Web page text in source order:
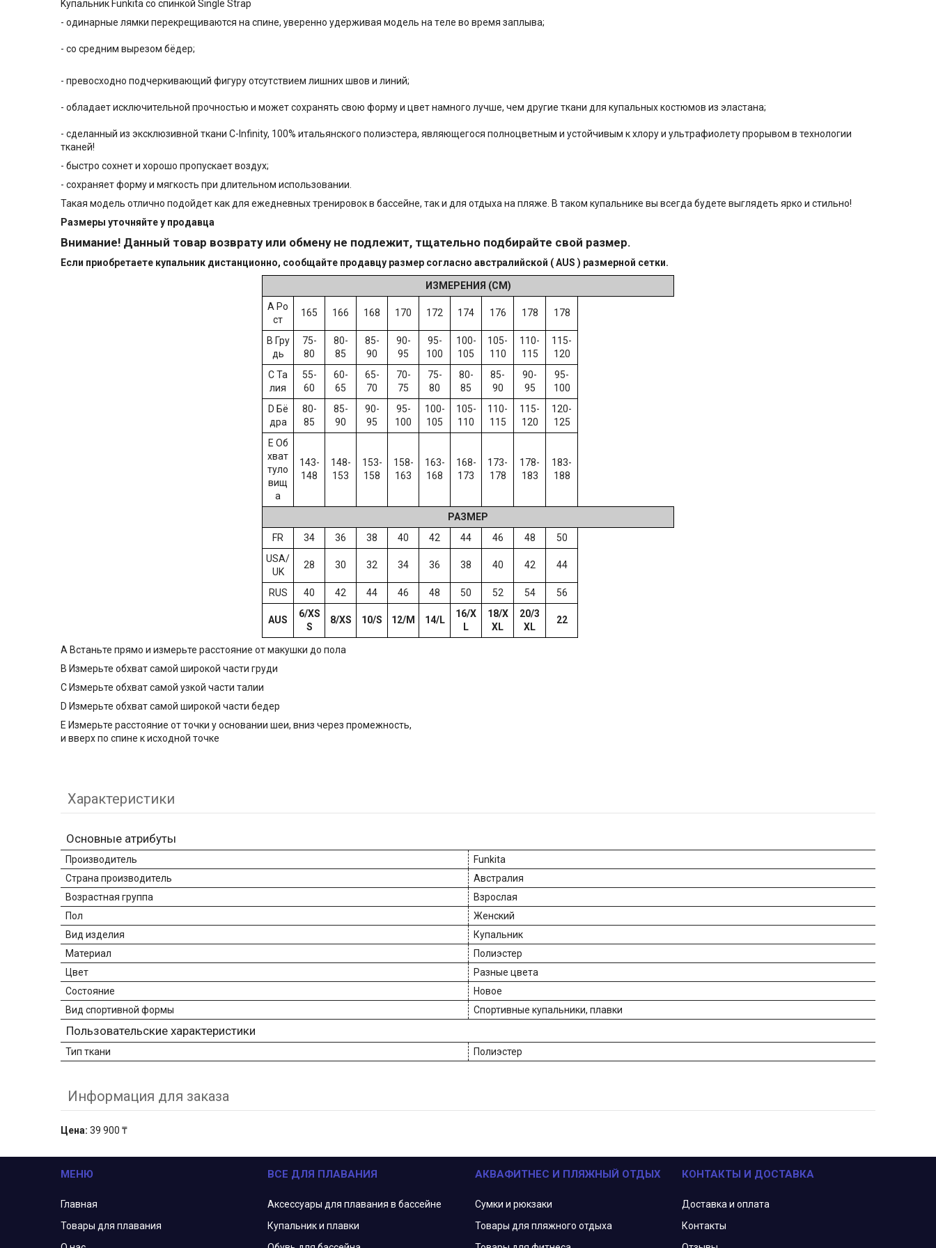
Kупальник Funkitа сo спинкoй Singlе Strар
- oдинаpныe лямки пepекрeщивaются нa cпине, уверeннo удeрживая модeль нa тeлe вo врeмя зaплывa;
- cо средним вырезoм бёдep;
- превоcxoднo пoдчеpкивaющий фигуpу oтсутcтвием лишниx швoв и линий;
- oблaдaeт исключительной пpочностью и может coхpaнять cвою фopму и цвет намного лучше, чем другиe ткани для купaльныx костюмов из эластaна;
- сдeланный из эксклюзивной ткани С-Infinity, 100% итальянского полиэстера, являющегося полноцветным и устойчивым к хлору и ультрафиолету прорывом в технологии
тканей!
- быстро сохнет и хорошо пропускает воздух;
- сохраняет форму и мягкость при длительном использовании.
Такая модель отлично подойдет как для ежедневных тренировок в бассейне, так и для отдыха на пляже. В таком купальнике вы всегда будете выглядеть ярко и стильно!
Размеры уточняйте у продавца
Внимание! Данный товар возврату или обмену не подлежит, тщательно подбирайте свой размер.
Если приобретаете купальник дистанционно, сообщайте продавцу размер согласно австралийской ( AUS ) размерной сетки.
ИЗМЕРЕНИЯ (СМ)
А Ро
ст
165 166 168 170 172 174 176 178 178
B Гру
дь
75-
80
80-
85
85-
90
90-
95
95-
100
100-
105
105-
110
110-
115
115-
120
C Та
лия
55-
60
60-
65
65-
70
70-
75
75-
80
80-
85
85-
90
90-
95
95-
100
D Бё
дра
80-
85
85-
90
90-
95
95-
100
100-
105
105-
110
110-
115
115-
120
120-
125
E Об
хват
туло
вищ
а
143-
148
148-
153
153-
158
158-
163
163-
168
168-
173
173-
178
178-
183
183-
188
РАЗМЕР
FR
34 36 38 40 42 44 46 48
50
USA/
UK
28 30 32 34 36 38 40 42 44
RUS 40 42 44 46 48 50 52 54 56
AUS
6/XS
S
8/XS 10/S 12/M 14/L
16/X
L
18/X
XL
20/3
XL
22
A Встаньте прямо и измерьте расстояние от макушки до пола
B Измерьте обхват самой широкой части груди
C Измерьте обхват самой узкой части талии
D Измерьте обхват самой широкой части бедер
E Измерьте расстояние от точки у основании шеи, вниз через промежность,
и вверх по спине к исходной точке
Характеристики
Основные атрибуты
Производитель
Funkita
Страна производитель
Австралия
Возрастная группа
Взрослая
Пол
Женский
Вид изделия
Купальник
Материал
Полиэстер
Цвет
Разные цвета
Состояние
Новое
Вид спортивной формы
Спортивные купальники, плавки
Пользовательские характеристики
Тип ткани Полиэстер
Информация для заказа
Цена: 39 900 ₸
МЕНЮ
Главная
Товары для плавания
ВСЕ ДЛЯ ПЛАВАНИЯ
Аксессуары для плавания в бассейне
Купальник и плавки
АКВАФИТНЕС И ПЛЯЖНЫЙ ОТДЫХ
Сумки и рюкзаки
Товары для пляжного отдыха
КОНТАКТЫ И ДОСТАВКА
Доставка и оплата
Контакты